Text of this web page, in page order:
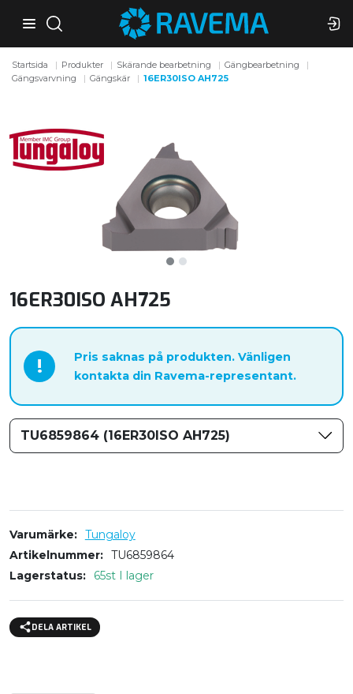
Startsida Produkter Skärande bearbetning
Gängbearbetning
Gängsvarvning
Gängskär 16ER30ISO AH725
16ER30ISO AH725
!
Pris saknas på produkten. Vänligen
kontakta din Ravema-representant.
TU6859864 (16ER30ISO AH725)
Varumärke
Tungaloy
Artikelnummer
TU6859864
Lagerstatus
65st I lager
DELA ARTIKEL